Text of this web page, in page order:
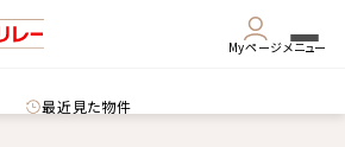
Myページメニュー
最近見た物件